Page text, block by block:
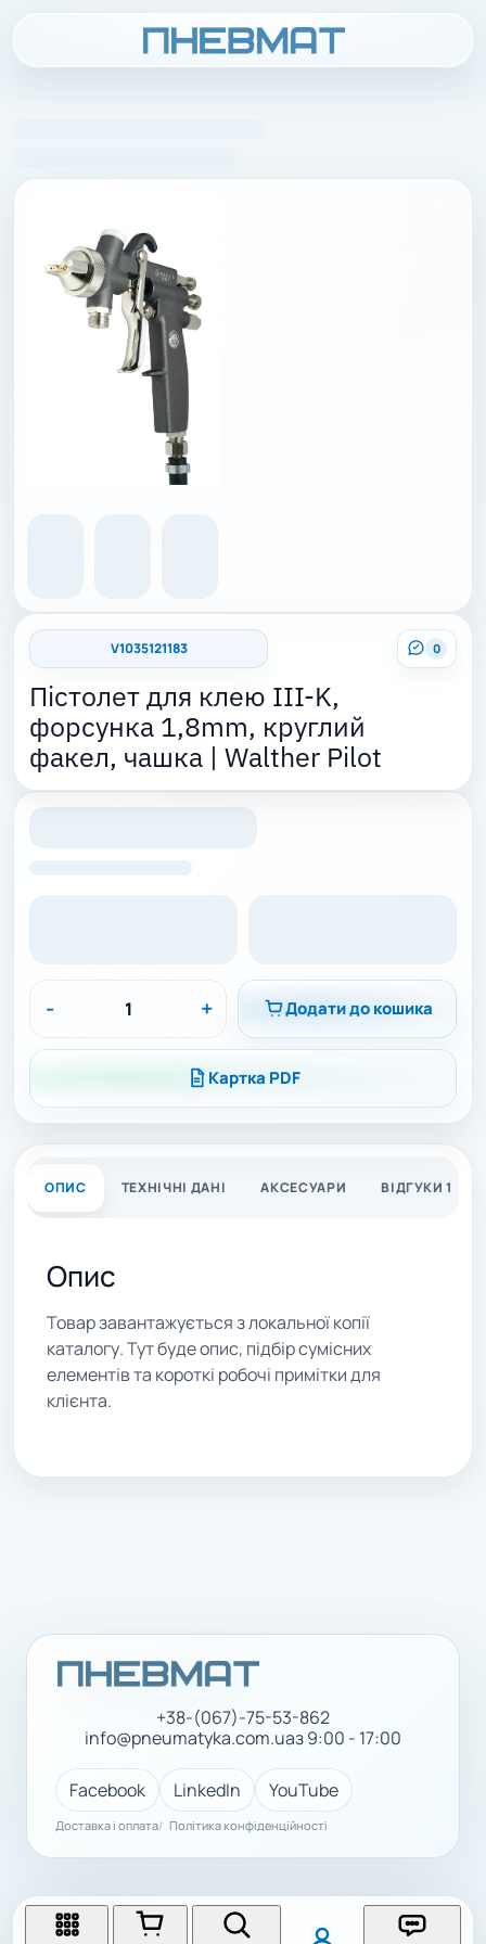
0
V1035121183
Пістолет для клею III-K,
форсунка 1,8mm, круглий
факел, чашка | Walther Pilot
- + Додати до кошика
Картка PDF
ОПИС ТЕХНІЧНІ ДАНІ АКСЕСУАРИ ВІДГУКИ 1
Опис
Товар завантажується з локальної копії
каталогу. Тут буде опис, підбір сумісних
елементів та короткі робочі примітки для
клієнта.
+38-(067)-75-53-862
info@pneumatyka.com.uaз 9:00 - 17:00
Facebook LinkedIn YouTube
Доставка і оплата Політика конфіденційності